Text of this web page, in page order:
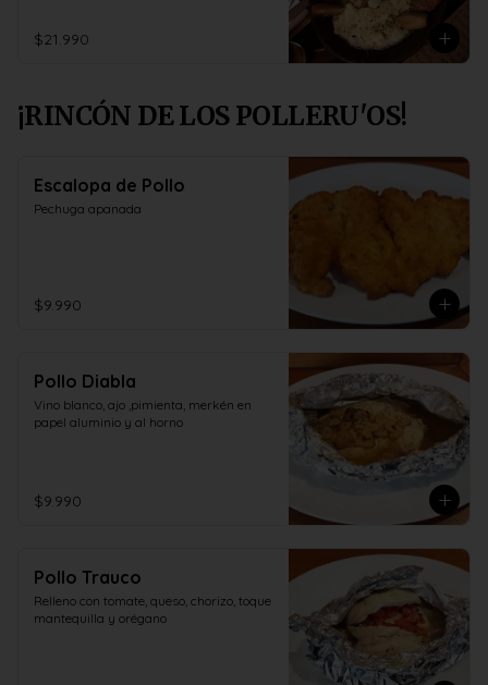
$21.990
¡RINCÓN DE LOS POLLERU'OS!
Escalopa de Pollo
Pechuga apanada
$9.990
Pollo Diabla
Vino blanco, ajo ,pimienta, merkén en
papel aluminio y al horno
$9.990
Pollo Trauco
Relleno con tomate, queso, chorizo, toque
mantequilla y orégano